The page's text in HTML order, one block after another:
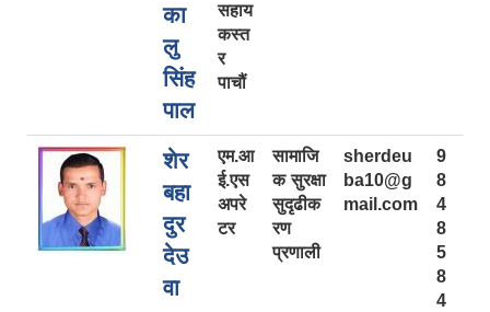
का
लु
सिंह
पाल
सहाय
कस्त
र
पाचौं
शेर
बहा
दुर
देउ
वा
एम.आ
ई.एस
अपरे
टर
सामाजि
क सुरक्षा
सुदृढीक
रण
प्रणाली
sherdeu
ba10@g
mail.com
9
8
4
8
5
8
4